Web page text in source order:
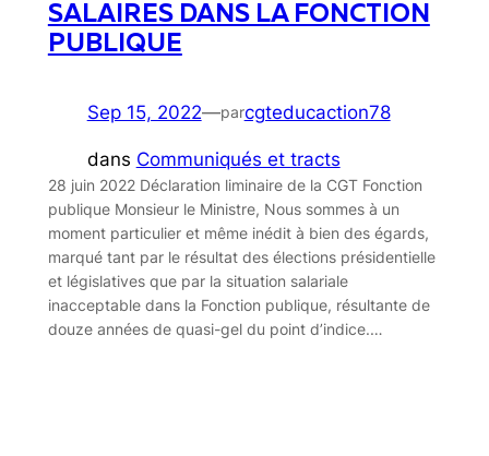
SALAIRES DANS LA FONCTION
PUBLIQUE
Sep 15, 2022—parcgteducaction78
dans Communiqués et tracts
28 juin 2022 Déclaration liminaire de la CGT Fonction
publique Monsieur le Ministre, Nous sommes à un
moment particulier et même inédit à bien des égards,
marqué tant par le résultat des élections présidentielle
et législatives que par la situation salariale
inacceptable dans la Fonction publique, résultante de
douze années de quasi-gel du point d’indice.…